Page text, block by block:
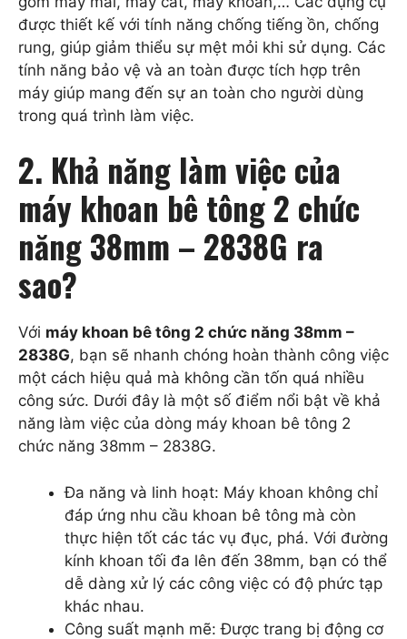
được thiết kế với tính năng chống tiếng ồn, chống
rung, giúp giảm thiểu sự mệt mỏi khi sử dụng. Các
tính năng bảo vệ và an toàn được tích hợp trên
máy giúp mang đến sự an toàn cho người dùng
trong quá trình làm việc.
2. Khả năng làm việc của
máy khoan bê tông 2 chức
năng 38mm – 2838G ra
sao?
Với máy khoan bê tông 2 chức năng 38mm –
2838G, bạn sẽ nhanh chóng hoàn thành công việc
một cách hiệu quả mà không cần tốn quá nhiều
công sức. Dưới đây là một số điểm nổi bật về khả
năng làm việc của dòng máy khoan bê tông 2
chức năng 38mm – 2838G.
Đa năng và linh hoạt: Máy khoan không chỉ
đáp ứng nhu cầu khoan bê tông mà còn
thực hiện tốt các tác vụ đục, phá. Với đường
kính khoan tối đa lên đến 38mm, bạn có thể
dễ dàng xử lý các công việc có độ phức tạp
khác nhau.
Công suất mạnh mẽ: Được trang bị động cơ